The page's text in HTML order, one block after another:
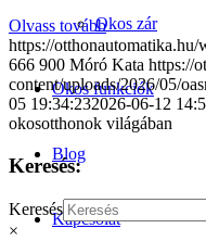
Okos zár
Okos funkciók
Blog
Kapcsolat
Olvass tovább
https://
666 900 Móró Kata https://
content/uploads/2026/05/
05 19:34:232026-06-12
okosotthonok világában
Keresés:
Keresés
×